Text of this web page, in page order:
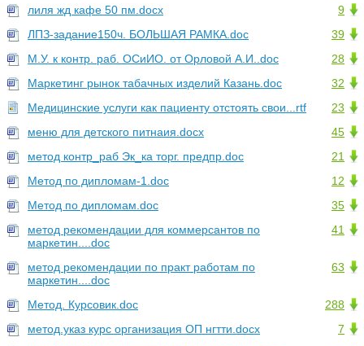
9
лиля жд кафе 50 пм.docx
39
ЛПЗ-задание150ч. БОЛЬШАЯ РАМКА.doc
28
М.У. к контр. раб. ОСиИО. от Орловой А.И..doc
32
Маркетинг рынок табачных изделий Казань.doc
23
Медицинские услуги как пациенту отстоять свои...rtf
45
меню для детского питнаия.docx
21
метод контр_раб Эк_ка торг. предпр.doc
12
Метод по дипломам-1.doc
35
Метод по дипломам.doc
41
метод рекомендации для коммерсантов по
маркетин....doc
63
метод рекомендации по практ работам по
маркетин....doc
288
Метод. Курсовик.doc
7
метод.указ курс организация ОП нгтти.docx